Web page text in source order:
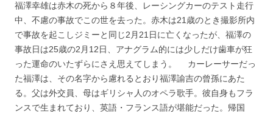
福澤幸雄は赤木の死から８年後、レーシングカーのテスト走行
中、不慮の事故でこの世を去った。赤木は21歳のとき撮影所内
で事故を起こしジミーと同じ2月21日に亡くなったが、福澤の
事故日は25歳の2月12日、アナグラム的には少しだけ歯車が狂
った運命のいたずらにさえ思えてしまう。 カーレーサーだっ
た福澤は、その名字から慮れるとおり福澤諭吉の曾孫にあた
る。父は外交員、母はギリシャ人のオペラ歌手。彼自身もフラ
ンスで生まれており、英語・フランス語が堪能だった。帰国